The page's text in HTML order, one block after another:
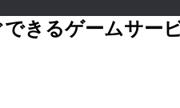
きるゲームサー